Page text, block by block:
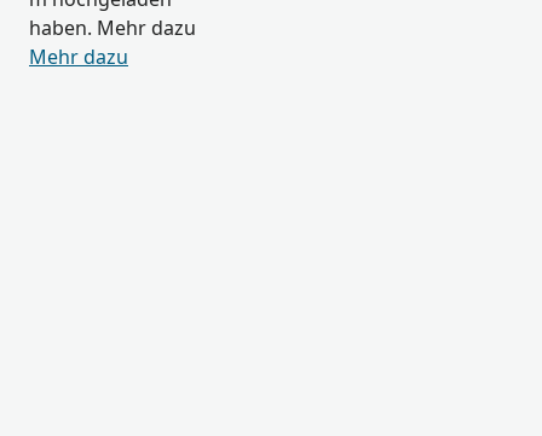
haben. Mehr dazu
Mehr dazu